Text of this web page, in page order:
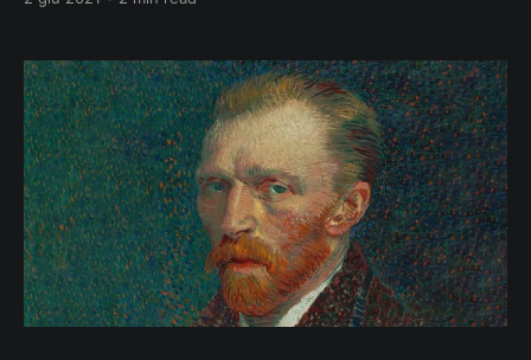
pubblicare solo contenuti visivi che corrispondessero
momento in vendita e supportato. Dal 2015 venne